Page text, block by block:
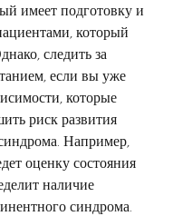
имеет подготовку и
который
следить за
если вы уже
которые
риск развития
Например,
оценку состояния
наличие
синдрома.